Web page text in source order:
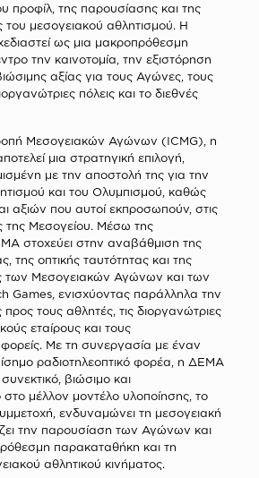
προφίλ, της παρουσίασης και της
του μεσογειακού αθλητισμού. Η
ως μια μακροπρόθεσμη
την καινοτομία, την εξιστόρηση
αξίας για τους Αγώνες, τους
πόλεις και το διεθνές
Μεσογειακών Αγώνων (ICMG), η
μια στρατηγική επιλογή,
με την αποστολή της για την
και του Ολυμπισμού, καθώς
αξιών που αυτοί εκπροσωπούν, στις
της Μεσογείου. Μέσω της
στοχεύει στην αναβάθμιση της
της οπτικής ταυτότητας και της
των Μεσογειακών Αγώνων και των
Games, ενισχύοντας παράλληλα την
προς τους αθλητές, τις διοργανώτριες
εταίρους και τους
φορείς. Με τη συνεργασία με έναν
ραδιοτηλεοπτικό φορέα, η ΔΕΜΑ
βιώσιμο και
μέλλον μοντέλο υλοποίησης, το
ενδυναμώνει τη μεσογειακή
την παρουσίαση των Αγώνων και
παρακαταθήκη και τη
αθλητικού κινήματος.